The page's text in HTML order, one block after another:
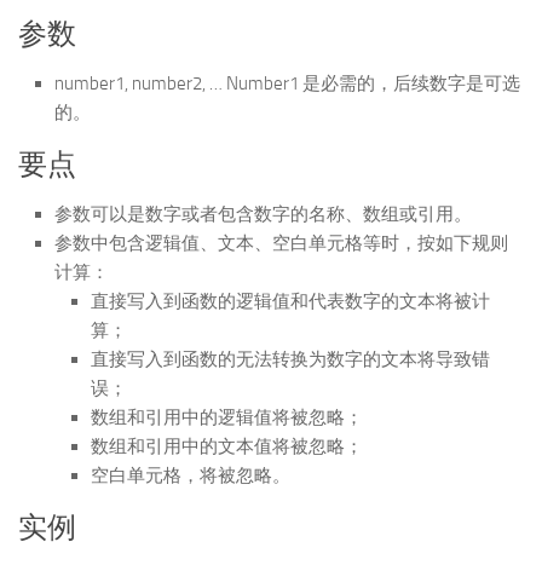
参数
number1, number2, … Number1 是必需的，后续数字是可选
的。
要点
参数可以是数字或者包含数字的名称、数组或引用。
参数中包含逻辑值、文本、空白单元格等时，按如下规则
计算：
直接写入到函数的逻辑值和代表数字的文本将被计
算；
直接写入到函数的无法转换为数字的文本将导致错
误；
数组和引用中的逻辑值将被忽略；
数组和引用中的文本值将被忽略；
空白单元格，将被忽略。
实例